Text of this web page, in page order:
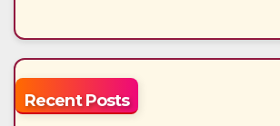
Recent Posts